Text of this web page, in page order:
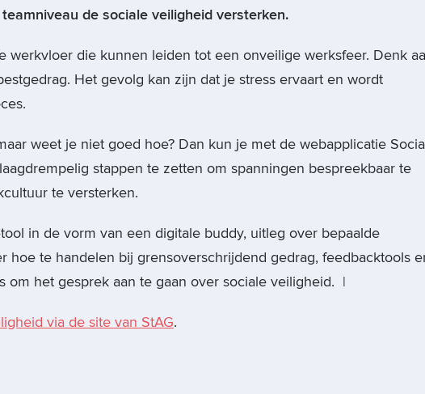
teamniveau de sociale veiligheid versterken.
werkvloer die kunnen leiden tot een onveilige werksfeer. Denk
Het gevolg kan zijn dat je stress ervaart en wordt
weet je niet goed hoe? Dan kun je met de webapplicatie
stappen te zetten om spanningen bespreekbaar te
te versterken.
in de vorm van een digitale buddy, uitleg over bepaalde
hoe te handelen bij grensoverschrijdend gedrag, feedbacktools
om het gesprek aan te gaan over sociale veiligheid. |
via de site van StAG.